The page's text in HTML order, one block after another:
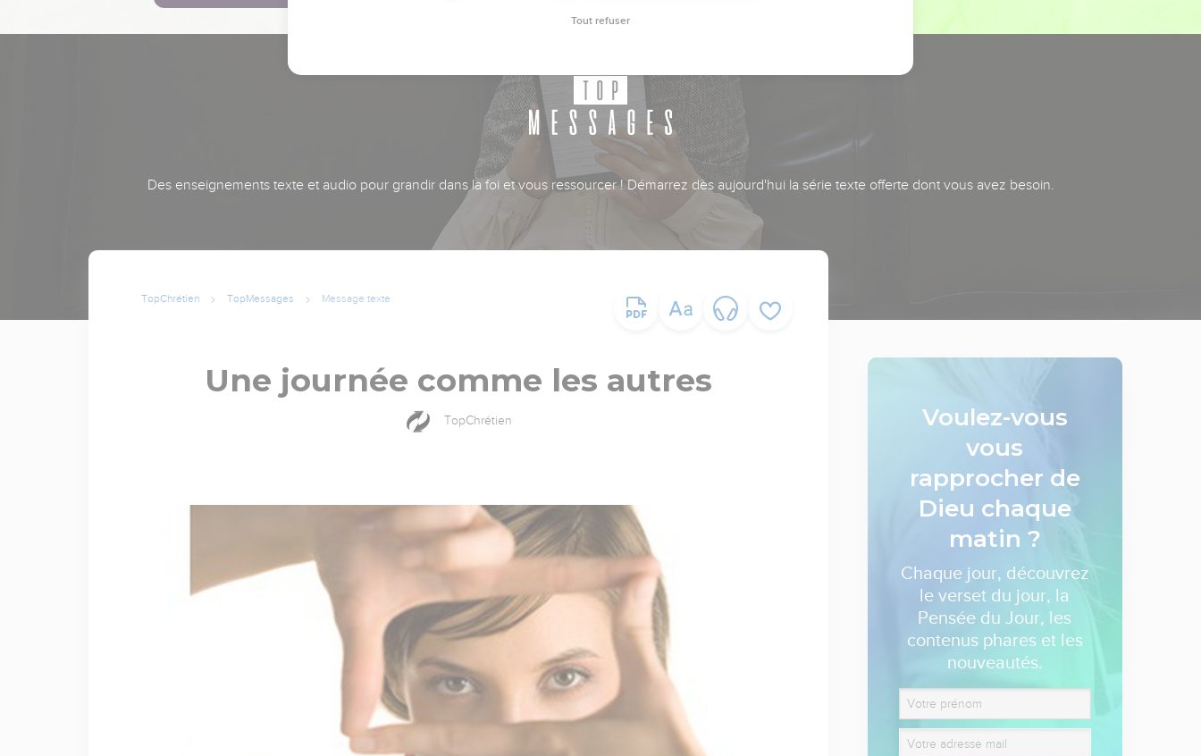
Des enseignements texte et audio pour grandir dans la foi et vous ressourcer ! Démarrez dès aujourd'hui la série texte offerte dont vous avez besoin.
TopChrétien TopMessages Message texte
Une journée comme les autres
TopChrétien
Voulez-vous
vous
rapprocher de
Dieu chaque
matin ?
Chaque jour, découvrez
le verset du jour, la
Pensée du Jour, les
contenus phares et les
nouveautés.
Tout refuser